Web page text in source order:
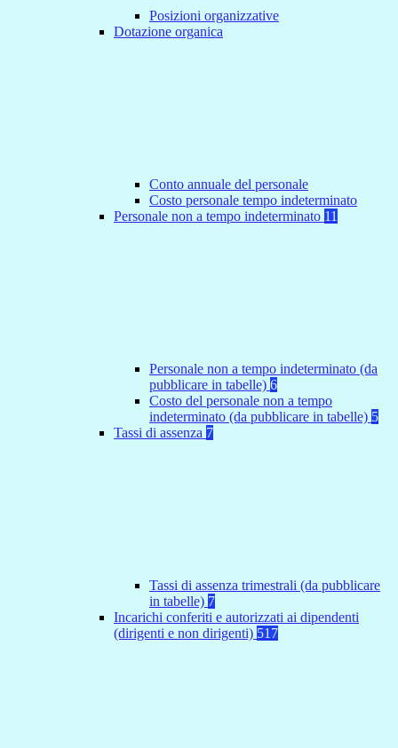
Posizioni organizzative
Dotazione organica
Conto annuale del personale
Costo personale tempo indeterminato
Personale non a tempo indeterminato 11
Personale non a tempo indeterminato (da
pubblicare in tabelle) 6
Costo del personale non a tempo
indeterminato (da pubblicare in tabelle) 5
Tassi di assenza 7
Tassi di assenza trimestrali (da pubblicare
in tabelle) 7
Incarichi conferiti e autorizzati ai dipendenti
(dirigenti e non dirigenti) 517